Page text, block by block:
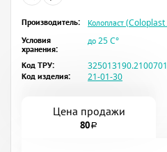
Производитель:
Колопласт
Условия
хранения:
до 25 C°
Код ТРУ:
Код изделия:
21-01-30
Цена продажи
80 a